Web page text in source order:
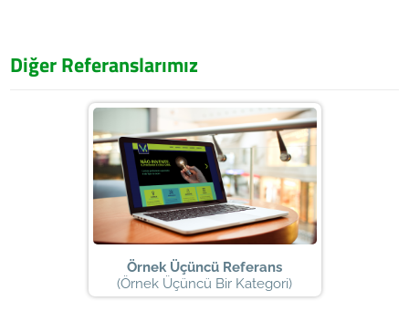
Diğer Referanslarımız
Örnek Üçüncü Referans
(Örnek Üçüncü Bir Kategori)